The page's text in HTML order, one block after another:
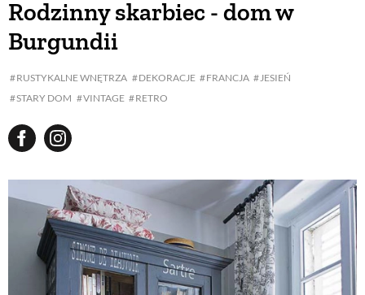
Rodzinny skarbiec - dom w
Burgundii
RUSTYKALNE WNĘTRZA DEKORACJE FRANCJA
JESIEŃ
STARY DOM
VINTAGE RETROOGRÓD
ROŚLINY OGRODOWE
PORADY